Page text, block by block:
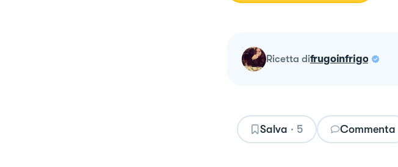
ricetta difrugoinfrigo
Salva · 5 Commenta